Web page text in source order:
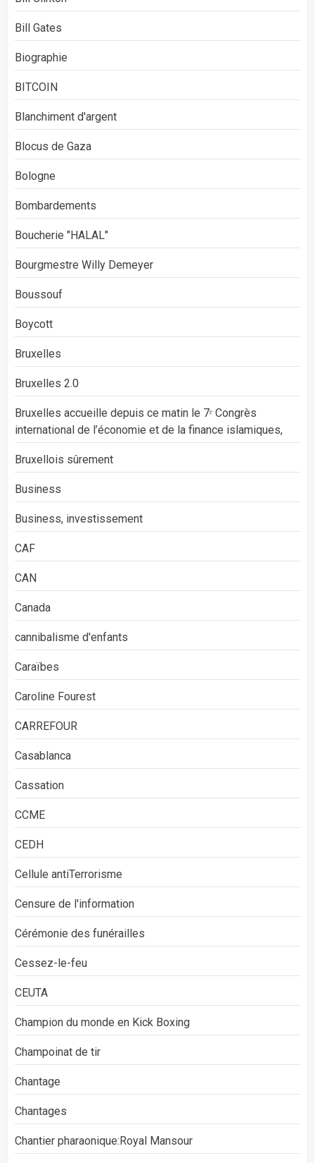
Bill Gates
Biographie
BITCOIN
Blanchiment d'argent
Blocus de Gaza
Bologne
Bombardements
Boucherie "HALAL"
Bourgmestre Willy Demeyer
Boussouf
Boycott
Bruxelles
Bruxelles 2.0
Bruxelles accueille depuis ce matin le 7ᵉ Congrès
international de l’économie et de la finance islamiques,
Bruxellois sûrement
Business
Business, investissement
CAF
CAN
Canada
cannibalisme d'enfants
Caraïbes
Caroline Fourest
CARREFOUR
Casablanca
Cassation
CCME
CEDH
Cellule antiTerrorisme
Censure de l'information
Cérémonie des funérailles
Cessez-le-feu
CEUTA
Champion du monde en Kick Boxing
Champoinat de tir
Chantage
Chantages
Chantier pharaonique:Royal Mansour